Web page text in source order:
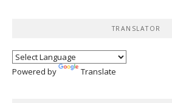
TRANSLATOR
Powered by Translate